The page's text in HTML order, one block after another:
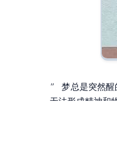
”梦总是突然
无法形成精神和